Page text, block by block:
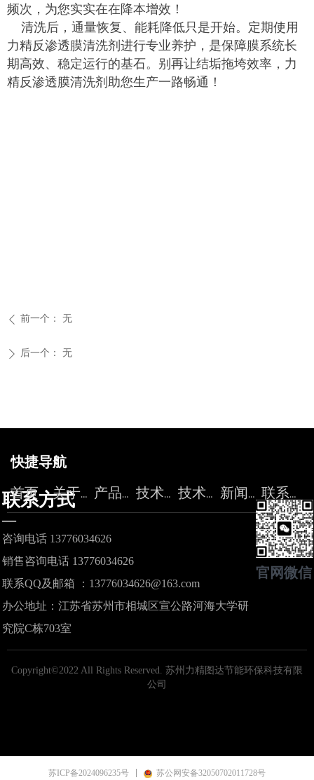
频次，为您实实在在降本增效！
清洗后，通量恢复、能耗降低只是开始。定期使用
力精反渗透膜清洗剂进行专业养护，是保障膜系统长
期高效、稳定运行的基石。别再让结垢拖垮效率，力
精反渗透膜清洗剂助您生产一路畅通！
ꄴ 前一个： 无
ꄲ 后一个： 无
快捷导航
首页
关于力精 产品中心 技术服务 技术论坛 新闻资讯 联系我们
Copyright©2022 All Rights Reserved. 苏州力精图达节能环保科技有限
公司
联系方式
—
咨询电话 13776034626
销售咨询电话 13776034626
联系QQ及邮箱 ：13776034626@163.com
办公地址：江苏省苏州市相城区宣公路河海大学研
究院C栋703室
官网微信
苏ICP备2024096235号 苏公网安备32050702011728号